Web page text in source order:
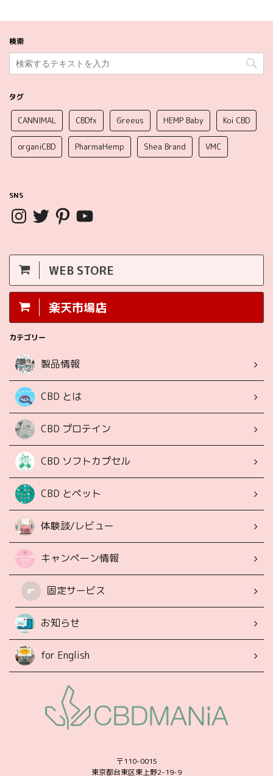
検索
タグ
CANNIMAL CBDfx Greeus HEMP Baby Koi CBD
organiCBD PharmaHemp Shea Brand VMC
SNS
WEB STORE
楽天市場店
カテゴリー
製品情報
CBD とは
CBD プロテイン
CBD ソフトカプセル
CBD とペット
体験談/レビュー
キャンペーン情報
固定サービス
お知らせ
for English
〒110-0015
東京都台東区東上野2-19-9